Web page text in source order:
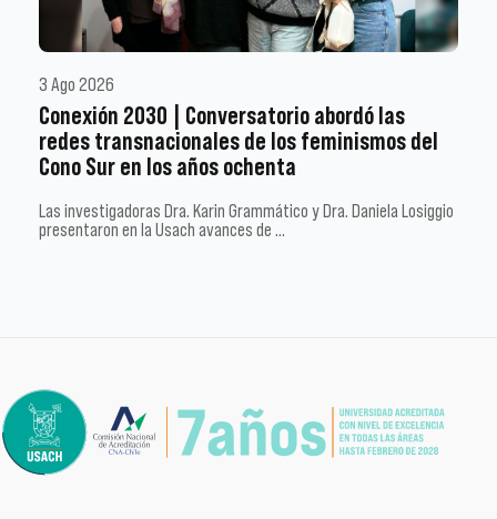
3 Ago 2026
Conexión 2030 | Conversatorio abordó las
redes transnacionales de los feminismos del
Cono Sur en los años ochenta
Las investigadoras Dra. Karin Grammático y Dra. Daniela Losiggio
presentaron en la Usach avances de …